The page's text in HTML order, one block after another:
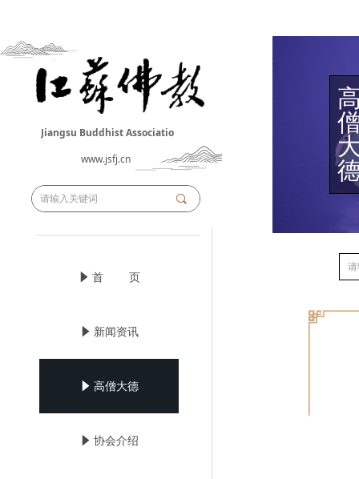
념 首 页
념 新闻资讯
념 高僧大德
념 协会介绍
www.jsfj.cn
Jiangsu Buddhist Associatio
끠